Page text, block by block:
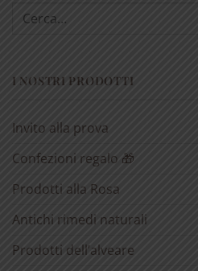
Cerca:
I NOSTRI PRODOTTI
Invito alla prova
Confezioni regalo 🎁
Prodotti alla Rosa
Antichi rimedi naturali
Prodotti dell’alveare